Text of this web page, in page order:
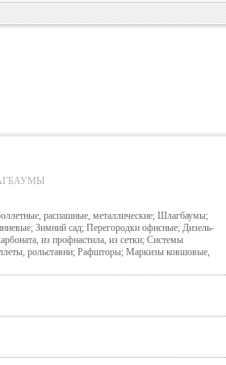
распашные, металлические; Шлагбаумы;
Зимний сад; Перегородки офисные; Дизель-
из профнастила, из сетки; Системы
рольставни; Рафшторы; Маркизы ковшовые,